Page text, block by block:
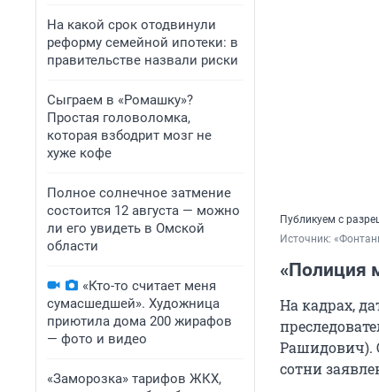
На какой срок отодвинули
реформу семейной ипотеки: в
правительстве назвали риски
Сыграем в «Ромашку»?
Простая головоломка,
которая взбодрит мозг не
хуже кофе
Полное солнечное затмение
состоится 12 августа — можно
ли его увидеть в Омской
области
«Кто-то считает меня
сумасшедшей». Художница
приютила дома 200 жирафов
— фото и видео
«Заморозка» тарифов ЖКХ,
Публикуем с
Источник:
«Полиция
На кадрах,
Рашидович).
сотни